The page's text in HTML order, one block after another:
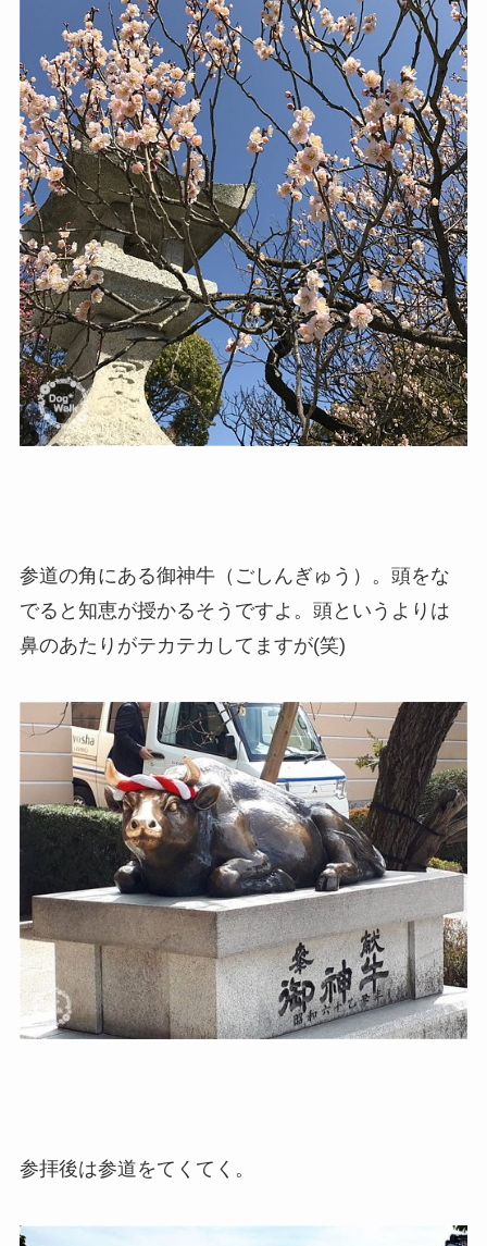
参道の角にある御神牛（ごしんぎゅう）。頭をな
でると知恵が授かるそうですよ。頭というよりは
鼻のあたりがテカテカしてますが(笑)
参拝後は参道をてくてく。